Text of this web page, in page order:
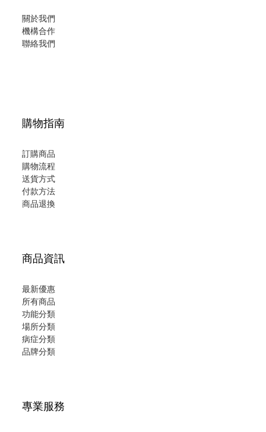
關於我們
機構合作
聯絡我們
購物指南
訂購商品
購物流程
送貨方式
付款方法
商品退換
商品資訊
最新優惠
所有商品
功能分類
場所分類
病症分類
品牌分類
專業服務